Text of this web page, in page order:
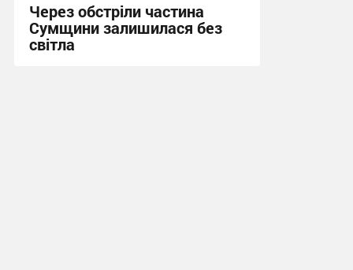
Через обстріли частина
Сумщини залишилася без
світла